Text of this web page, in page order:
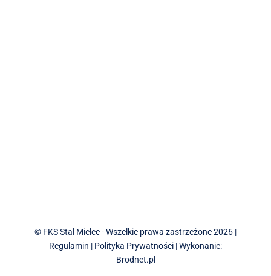
© FKS Stal Mielec - Wszelkie prawa zastrzeżone 2026 |
Regulamin | Polityka Prywatności | Wykonanie:
Brodnet.pl